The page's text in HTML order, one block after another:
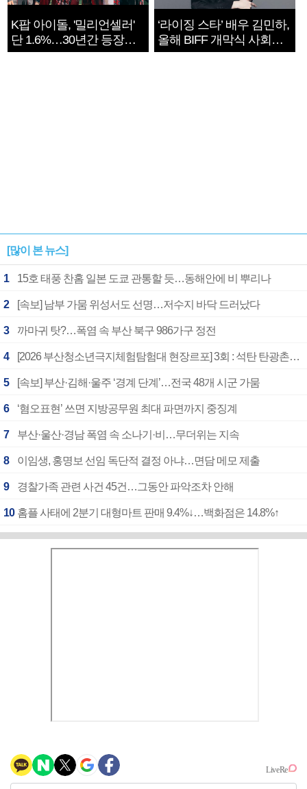
K팝 아이돌, '밀리언셀러'
단 1.6%…30년간 등장
1182개팀 전수조사
‘라이징 스타’ 배우 김민하,
올해 BIFF 개막식 사회자
확정
[많이 본 뉴스]
1 15호 태풍 찬홈 일본 도쿄 관통할 듯…동해안에 비 뿌리나
2 [속보] 남부 가뭄 위성서도 선명…저수지 바닥 드러났다
3 까마귀 탓?…폭염 속 부산 북구 986가구 정전
4 [2026 부산청소년극지체험탐험대 현장르포] 3회 : 석탄 탄광촌에서 북극 연구의 중심지로
5 [속보] 부산·김해·울주 ‘경계 단계’…전국 48개 시군 가뭄
6 ‘혐오표현’ 쓰면 지방공무원 최대 파면까지 중징계
7 부산·울산·경남 폭염 속 소나기·비…무더위는 지속
8 이임생, 홍명보 선임 독단적 결정 아냐…면담 메모 제출
9 경찰가족 관련 사건 45건…그동안 파악조차 안해
10 홈플 사태에 2분기 대형마트 판매 9.4%↓…백화점은 14.8%↑